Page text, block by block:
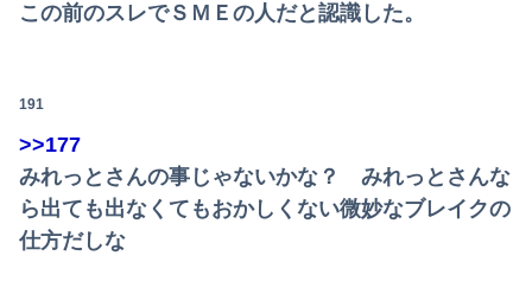
この前のスレでＳＭＥの人だと認識した。
191
>>177
みれっとさんの事じゃないかな？ みれっとさんな
ら出ても出なくてもおかしくない微妙なブレイクの
仕方だしな